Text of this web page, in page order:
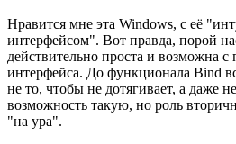
Нравится мне эта Windows, с её
интерфейсом". Вот правда, порой
действительно проста и возможна
интерфейса. До функционала Bind
не то, чтобы не дотягивает, а даже
возможность такую, но роль
"на ура".